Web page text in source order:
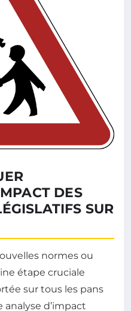
DES
SUR
normes ou
étape cruciale
sur tous les pans
d’impact